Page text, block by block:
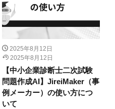
2025年8月12日
2025年8月12日
【中小企業診断士二次試験
問題作成AI】JireiMaker（事
例メーカー）の使い方につ
いて